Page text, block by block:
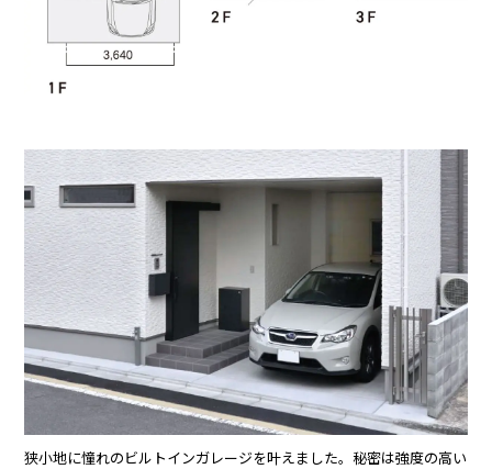
狭小地に憧れのビルトインガレージを叶えました。秘密は強度の高い